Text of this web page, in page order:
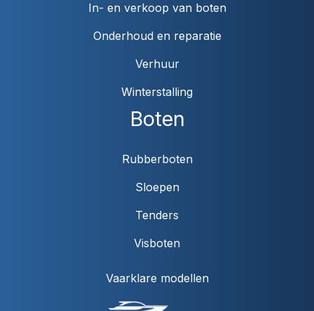
Boten
Rubberboten
Sloepen
Tenders
Visboten
Vaarklare modellen
In- en verkoop van boten
Onderhoud en reparatie
Verhuur
Winterstalling